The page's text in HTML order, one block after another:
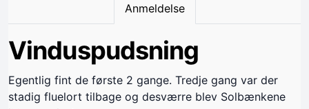
Anmeldelse
Vinduspudsning
Egentlig fint de første 2 gange. Tredje gang var der
stadig fluelort tilbage og desværre blev Solbænkene